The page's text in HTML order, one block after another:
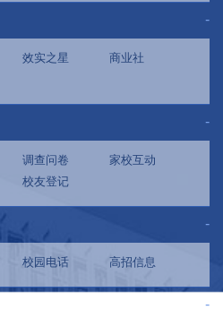
效实之星
商业社
调查问卷
家校互动
校友登记
校园电话 高招信息